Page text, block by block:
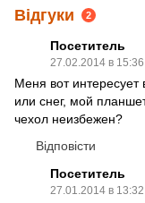
Відгуки 2
Посетитель
27.02.2014 в 15:36
Меня вот
или снег, мой
чехол неизбежен?
Відповісти
Посетитель
27.01.2014 в 13:32